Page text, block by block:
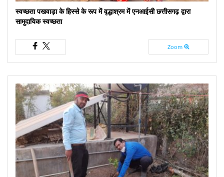
स्वच्छता पखवाड़ा के हिस्से के रूप में वृद्धाश्रम में एनआईसी छत्तीसगढ़ द्वारा
सामुदायिक स्वच्छता
Zoom